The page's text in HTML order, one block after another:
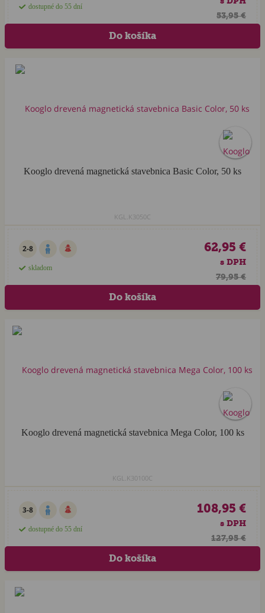
dostupné do 55 dní
53,95 €
Kooglo drevená magnetická stavebnica Basic Color, 50 ks
KGL.K3050C
2-8
skladom
62,95 €
s DPH
79,95 €
Kooglo drevená magnetická stavebnica Mega Color, 100 ks
KGL.K30100C
3-8
dostupné do 55 dní
108,95 €
s DPH
127,95 €